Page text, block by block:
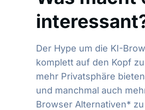
Der Hype um die KI-
komplett auf den Kopf
mehr Privatsphäre
und manchmal auch
Browser Alternativen*